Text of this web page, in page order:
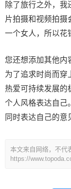
除了旅行之外，我
片拍摄和视频拍摄
一个女人，所以花
您还想添加其他内
为了追求时尚而穿
热爱可持续发展的
个人风格表达自己
同时表达自己的意
本文来自网络，不代
https://